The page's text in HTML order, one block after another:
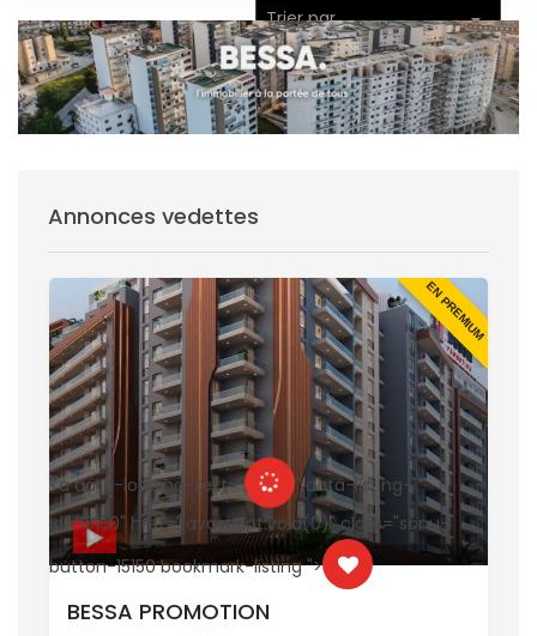
Trier par
Annonces vedettes
EN PREMIUM
<a data-loading-text="
" data-listing-
id="15150" href="javascript:void(0)" class="sonu-
button-15150 bookmark-listing ">
BESSA PROMOTION